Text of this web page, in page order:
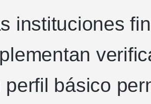
instituciones
perfil básico